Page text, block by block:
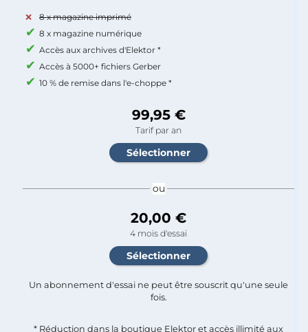
8 x magazine imprimé
8 x magazine numérique
Accès aux archives d'Elektor *
Accès à 5000+ fichiers Gerber
10 % de remise dans l'e-choppe *
99,95 €
Tarif par an
ou
20,00 €
4 mois d'essai
Un abonnement d'essai ne peut être souscrit qu'une seule
fois.​
* Réduction dans la boutique Elektor et accès illimité aux